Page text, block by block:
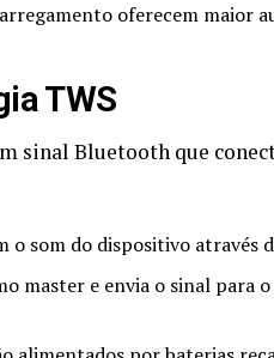
oferecem maior
TWS
sinal Bluetooth que
o som do dispositivo através
master e envia o sinal para